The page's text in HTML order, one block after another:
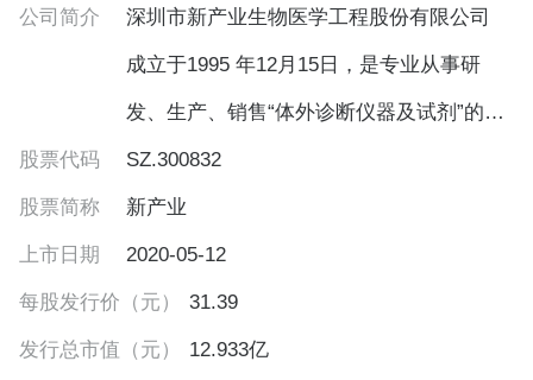
公司简介 深圳市新产业生物医学工程股份有限公司
成立于1995 年12月15日，是专业从事研
发、生产、销售“体外诊断仪器及试剂”的国
家级高新技术企业，注册资本37,040万元
人民币。公司自成立以来，一直专注于化
学发光免疫分析领域的研究，经过15年的
潜心努力，于2010年2月将中国第一台全自
动化学发光免疫分析仪及配套试剂成功推
股票代码 SZ.300832
股票简称 新产业
上市日期 2020-05-12
每股发行价（元） 31.39
发行总市值（元） 12.933亿